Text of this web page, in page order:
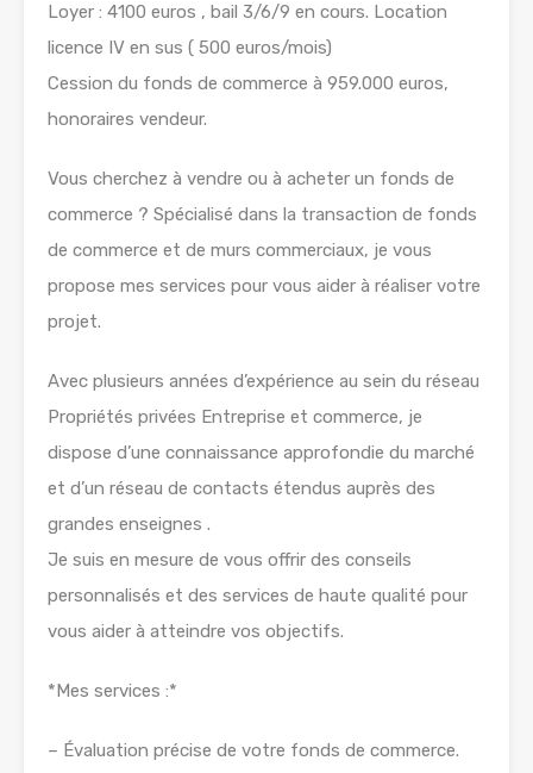
Loyer : 4100 euros , bail 3/6/9 en cours. Location
licence IV en sus ( 500 euros/mois)
Cession du fonds de commerce à 959.000 euros,
honoraires vendeur.
Vous cherchez à vendre ou à acheter un fonds de
commerce ? Spécialisé dans la transaction de fonds
de commerce et de murs commerciaux, je vous
propose mes services pour vous aider à réaliser votre
projet.
Avec plusieurs années d’expérience au sein du réseau
Propriétés privées Entreprise et commerce, je
dispose d’une connaissance approfondie du marché
et d’un réseau de contacts étendus auprès des
grandes enseignes .
Je suis en mesure de vous offrir des conseils
personnalisés et des services de haute qualité pour
vous aider à atteindre vos objectifs.
*Mes services :*
– Évaluation précise de votre fonds de commerce.